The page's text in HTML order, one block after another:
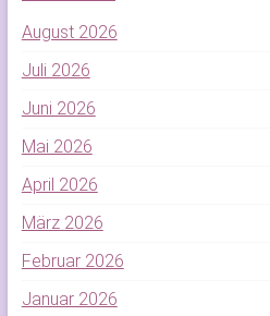
August 2026
Juli 2026
Juni 2026
Mai 2026
April 2026
März 2026
Februar 2026
Januar 2026